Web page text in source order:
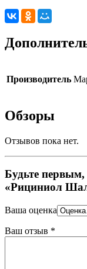
Производитель
Обзоры
Отзывов пока нет.
Будьте
«Рициниол
Ваша оценка
Ваш отзыв *